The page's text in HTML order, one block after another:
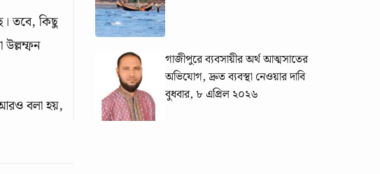
তবে, কিছু
উল্লম্ফন
আরও বলা হয়,
গাজীপুরে ব্যবসায়ীর অর্থ আত্মসাতের
অভিযোগ, দ্রুত ব্যবস্থা নেওয়ার দাবি
বুধবার, ৮ এপ্রিল ২০২৬